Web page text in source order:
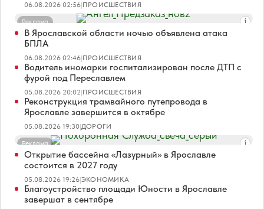
06.08.2026 02:56|ПРОИСШЕСТВИЯ
Реклама
В Ярославской области ночью объявлена атака
БПЛА
06.08.2026 02:46|ПРОИСШЕСТВИЯ
Водитель иномарки госпитализирован после ДТП с
фурой под Переславлем
05.08.2026 20:02|ПРОИСШЕСТВИЯ
Реконструкция трамвайного путепровода в
Ярославле завершится в октябре
05.08.2026 19:30|ДОРОГИ
Реклама
Открытие бассейна «Лазурный» в Ярославле
состоится в 2027 году
05.08.2026 19:26|ЭКОНОМИКА
Благоустройство площади Юности в Ярославле
завершат в сентябре